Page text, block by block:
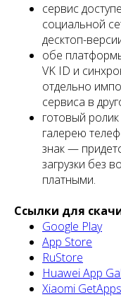
сервис
социальной
десктоп-
обе
VK ID и
отдельно
сервиса в
готовый
галерею
знак —
загрузки без
платными.
Ссылки для
Google Play
App Store
RuStore
Huawei App
Xiaomi